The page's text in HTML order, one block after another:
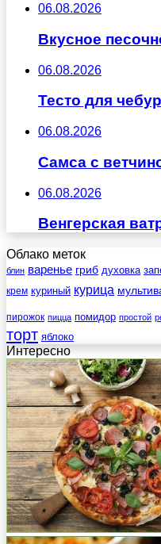
06.08.2026
Вкусное
06.08.2026
Тесто для
06.08.2026
Самса с
06.08.2026
Венгерская
Облако меток
блин варенье гриб духовка
крем куриный курица
пирожок пицца помидор простой
торт яблоко
Интересно